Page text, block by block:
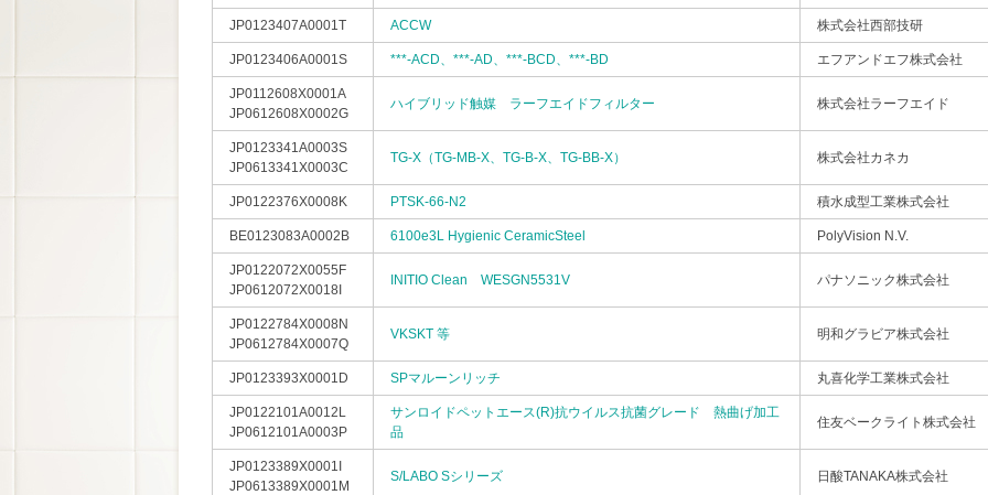
JP0123407A0001T ACCW 株式会社西部技研
JP0123406A0001S ***-ACD、***-AD、***-BCD、***-BD エフアンドエフ株式会社
JP0112608X0001A
JP0612608X0002G
ハイブリッド触媒 ラーフエイドフィルター 株式会社ラーフエイド
JP0123341A0003S
JP0613341X0003C
TG-X（TG-MB-X、TG-B-X、TG-BB-X） 株式会社カネカ
JP0122376X0008K PTSK-66-N2 積水成型工業株式会社
BE0123083A0002B 6100e3L Hygienic CeramicSteel PolyVision N.V.
JP0122072X0055F
JP0612072X0018I
INITIO Clean WESGN5531V パナソニック株式会社
JP0122784X0008N
JP0612784X0007Q
VKSKT 等 明和グラビア株式会社
JP0123393X0001D SPマルーンリッチ 丸喜化学工業株式会社
JP0122101A0012L
JP0612101A0003P
サンロイドペットエース(R)抗ウイルス抗菌グレード 熱曲げ加工
品
住友ベークライト株式会社
JP0123389X0001I
JP0613389X0001M
S/LABO Sシリーズ 日酸TANAKA株式会社